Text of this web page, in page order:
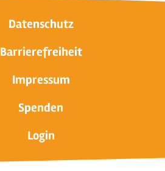
Datenschutz
Barrierefreiheit
Impressum
Spenden
Login